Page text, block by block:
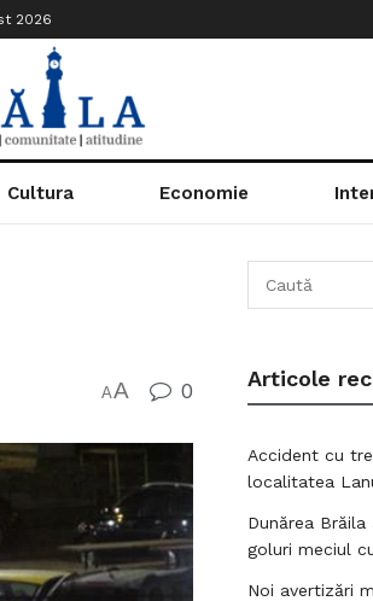
2026
Cultura Economie
AA 0 Articole
Accident cu
localitatea
Dunărea
goluri meciul
Noi avertizări